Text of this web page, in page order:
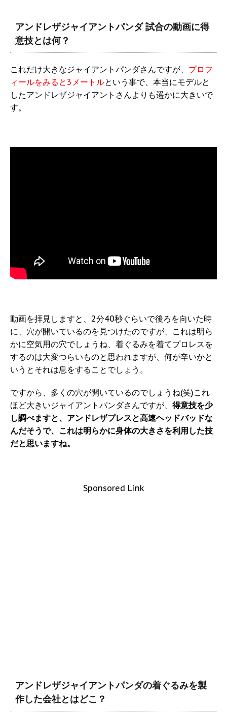
アンドレザジャイアントパンダ 試合の動画に得
意技とは何？
これだけ大きなジャイアントパンダさんですが、 プロフ
ィールをみると3メートルという事で、本当にモデルと
したアンドレザジャイアントさんよりも遥かに大きいで
す。
動画を拝見しますと、2分40秒ぐらいで後ろを向いた時
に、穴が開いているのを見つけたのですが、これは明ら
かに空気用の穴でしょうね、着ぐるみを着てプロレスを
するのは大変つらいものと思われますが、何が辛いかと
いうとそれは息をすることでしょう。
ですから、多くの穴が開いているのでしょうね(笑)これ
ほど大きいジャイアントパンダさんですが、 得意技を少
し調べますと、アンドレザプレスと高速ヘッドバッドな
んだそうで、これは明らかに身体の大きさを利用した技
だと思いますね。
Sponsored Link
アンドレザジャイアントパンダの着ぐるみを製
作した会社とはどこ？